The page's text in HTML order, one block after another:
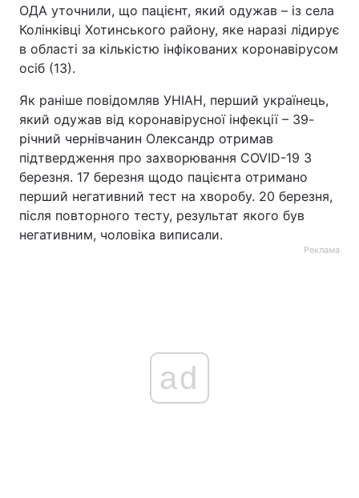
ОДА уточнили, що пацієнт, який одужав – із села
Колінківці Хотинського району, яке наразі лідирує
в області за кількістю інфікованих коронавірусом
осіб (13).
Як раніше повідомляв УНІАН, перший українець,
який одужав від коронавірусної інфекції – 39-
річний чернівчанин Олександр отримав
підтвердження про захворювання COVID-19 3
березня. 17 березня щодо пацієнта отримано
перший негативний тест на хворобу. 20 березня,
після повторного тесту, результат якого був
негативним, чоловіка виписали.
Реклама
ad